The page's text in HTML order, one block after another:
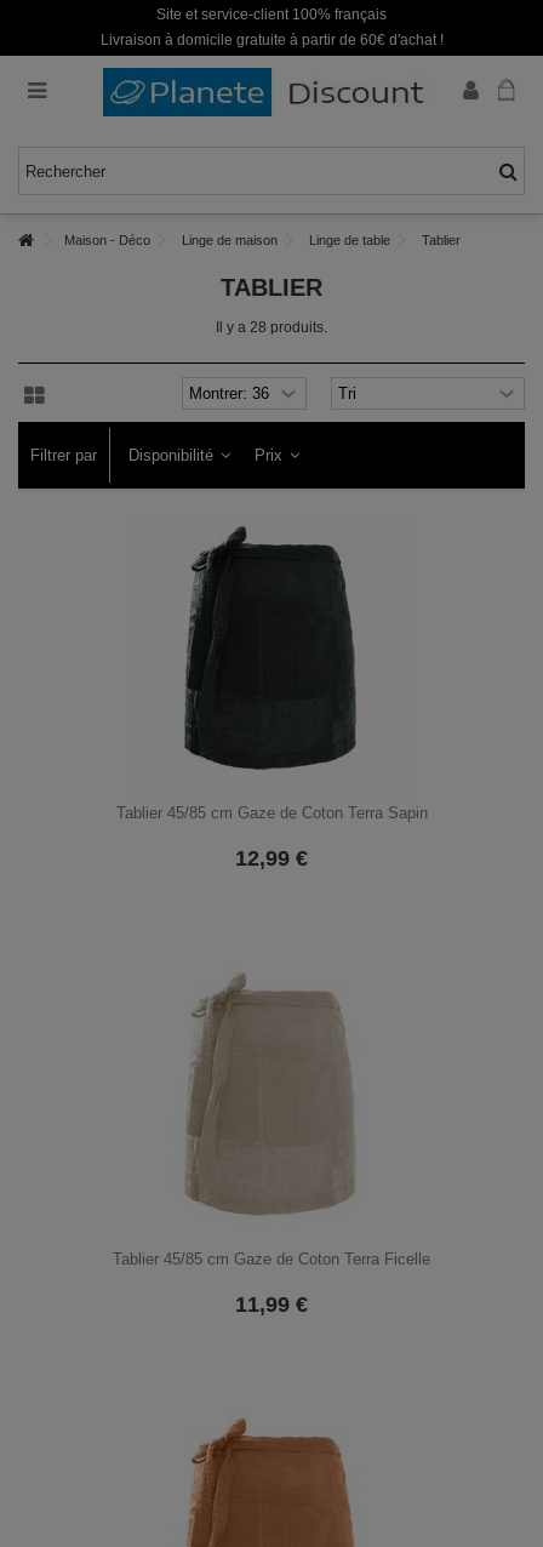
Site et service-client 100% français
Livraison à domicile gratuite à partir de 60€ d'achat !
Maison - Déco Linge de maison Linge de table Tablier
TABLIER
Il y a 28 produits.
Filtrer par Disponibilité Prix
Tablier 45/85 cm Gaze de Coton Terra Sapin
12,99 €
Tablier 45/85 cm Gaze de Coton Terra Ficelle
11,99 €